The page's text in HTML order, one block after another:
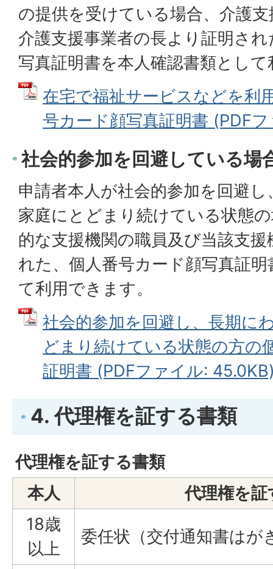
の提供を受けている場合、介護
介護支援事業者の長より証明さ
写真証明書を本人確認書類とし
在宅で福祉サービスなどを利
号カード顔写真証明書 (PDF
社会的参加を回避している場
申請者本人が社会的参加を回避
家庭にとどまり続けている状態
的な支援機関の職員及び当該支
れた、個人番号カード顔写真証
て利用できます。
社会的参加を回避し、長期に
どまり続けている状態の方の
証明書 (PDFファイル:
4. 代理権を証する書類
代理権を証する書類
本人
代理権を証
18歳
以上
委任状（交付通知書はが